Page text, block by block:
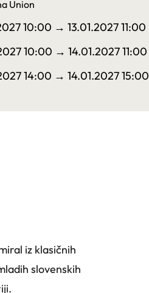
Union
10:00 → 13.01.2027 11:00
10:00 → 14.01.2027 11:00
14:00 → 14.01.2027 15:00
iz klasičnih
slovenskih